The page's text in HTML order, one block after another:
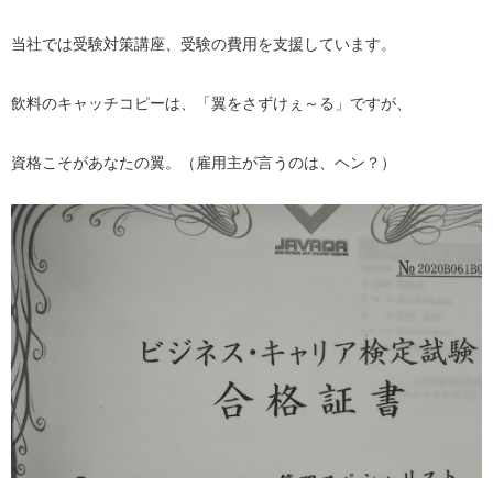
当社では受験対策講座、受験の費用を支援しています。
飲料のキャッチコピーは、「翼をさずけぇ～る」ですが、
資格こそがあなたの翼。（雇用主が言うのは、ヘン？）